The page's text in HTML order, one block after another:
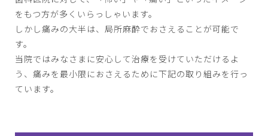
をもつ方が多くいらっしゃいます。
しかし痛みの大半は、局所麻酔でおさえることが可能で
す。
当院ではみなさまに安心して治療を受けていただけるよ
う、痛みを最小限におさえるために下記の取り組みを行っ
ています。